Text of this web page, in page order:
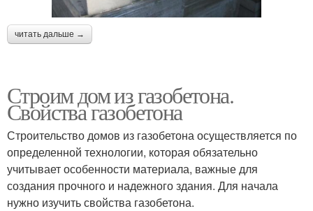
читать дальше →
Строим дом из газобетона.
Свойства газобетона
Строительство домов из газобетона осуществляется по
определенной технологии, которая обязательно
учитывает особенности материала, важные для
создания прочного и надежного здания. Для начала
нужно изучить свойства газобетона.